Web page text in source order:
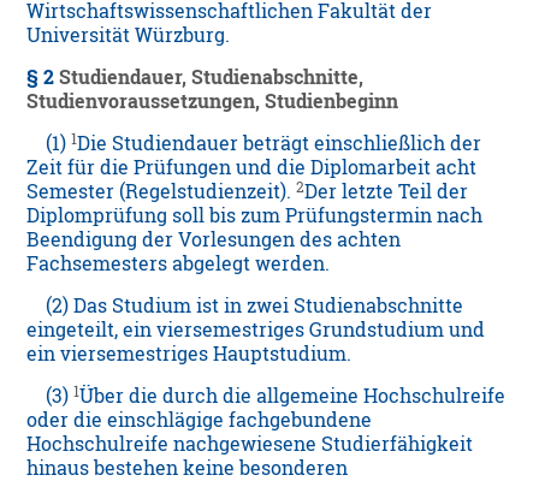
Wirtschaftswissenschaftlichen Fakultät der
Universität Würzburg.
§ 2 Studiendauer, Studienabschnitte,
Studienvoraussetzungen, Studienbeginn
(1)1Die Studiendauer beträgt einschließlich der
Zeit für die Prüfungen und die Diplomarbeit acht
Semester (Regelstudienzeit).2Der letzte Teil der
Diplomprüfung soll bis zum Prüfungstermin nach
Beendigung der Vorlesungen des achten
Fachsemesters abgelegt werden.
(2) Das Studium ist in zwei Studienabschnitte
eingeteilt, ein viersemestriges Grundstudium und
ein viersemestriges Hauptstudium.
(3)1Über die durch die allgemeine Hochschulreife
oder die einschlägige fachgebundene
Hochschulreife nachgewiesene Studierfähigkeit
hinaus bestehen keine besonderen